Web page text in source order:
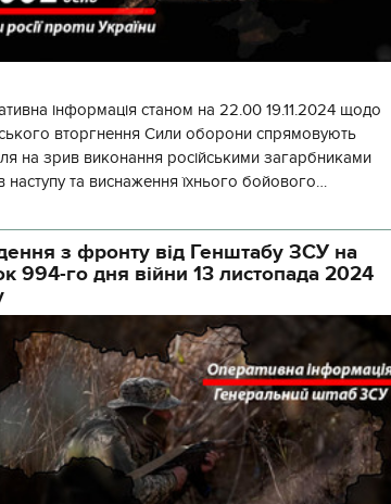
інформація станом на 22.00 19.11.2024 щодо
вторгнення Сили оборони спрямовують
на зрив виконання російськими загарбниками
наступу та виснаження їхнього бойового
з фронту від Генштабу ЗСУ на
994-го дня війни 13 листопада 2024